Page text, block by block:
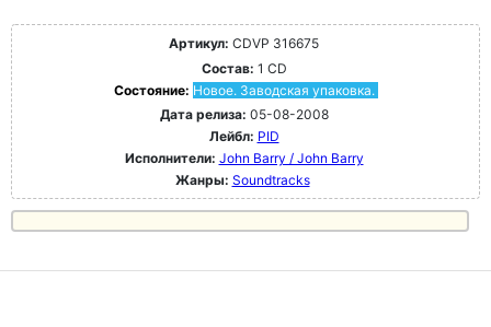
Артикул: CDVP 316675
Состав: 1 CD
Состояние: Новое. Заводская упаковка.
Дата релиза: 05-08-2008
Лейбл: PID
Исполнители: John Barry / John Barry
Жанры: Soundtracks